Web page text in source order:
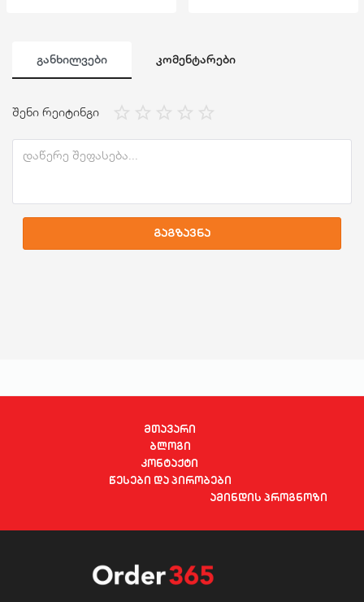
ᲒᲐᲜᲮᲘᲚᲕᲔᲑᲘ ᲙᲝᲛᲔᲜᲢᲐᲠᲔᲑᲘ
შენი რეიტინგი
გაგზავნა
მთავარი
ბლოგი
კონტაქტი
წესები და პირობები
ამინდის პროგნოზი